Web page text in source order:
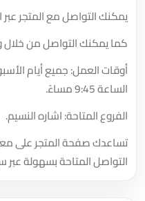
يمكنك التواصل مع المتجر عبر
كما يمكنك التواصل من خلال
الساعة 9:45 مساءً.
الفروع المتاحة: اشاره النسيم.
تساعدك صفحة المتجر على
التواصل المتاحة بسهولة عبر